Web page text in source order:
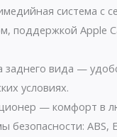
система с
поддержкой Apple
заднего вида —
условиях.
— комфорт в
безопасности: ABS,